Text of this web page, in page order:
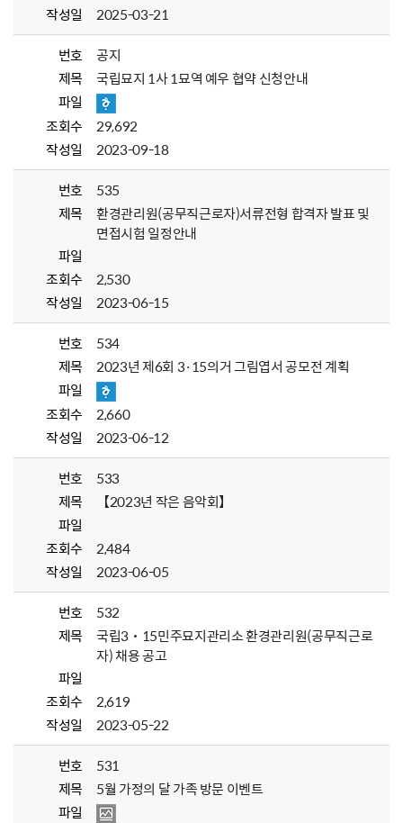
작성일
2025-03-21
번호
공지
제목
국립묘지 1사 1묘역 예우 협약 신청안내
파일
조회수
29,692
작성일
2023-09-18
번호
535
제목
환경관리원(공무직근로자)서류전형 합격자 발표 및
면접시험 일정안내
파일
조회수
2,530
작성일
2023-06-15
번호
534
제목
2023년 제6회 3·15의거 그림엽서 공모전 계획
파일
조회수
2,660
작성일
2023-06-12
번호
533
제목
【2023년 작은 음악회】
파일
조회수
2,484
작성일
2023-06-05
번호
532
제목
국립3˙15민주묘지관리소 환경관리원(공무직근로
자) 채용 공고
파일
조회수
2,619
작성일
2023-05-22
번호
531
제목
5월 가정의 달 가족 방문 이벤트
파일